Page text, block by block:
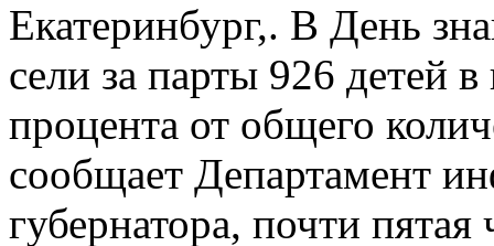
Екатеринбург,. В День
сели за парты 926 детей
процента от общего
сообщает Департамент
губернатора, почти